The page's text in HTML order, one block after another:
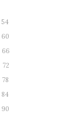
54
60
66
72
78
84
90